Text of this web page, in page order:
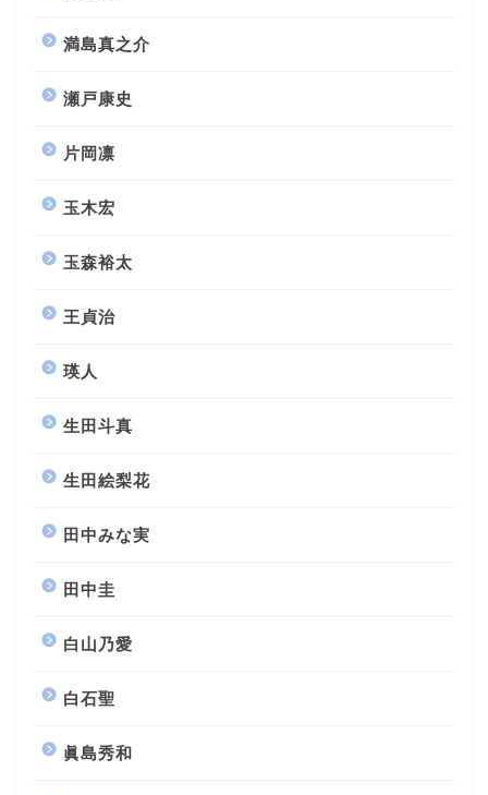
満島真之介
瀬戸康史
片岡凛
玉木宏
玉森裕太
王貞治
瑛人
生田斗真
生田絵梨花
田中みな実
田中圭
白山乃愛
白石聖
眞島秀和